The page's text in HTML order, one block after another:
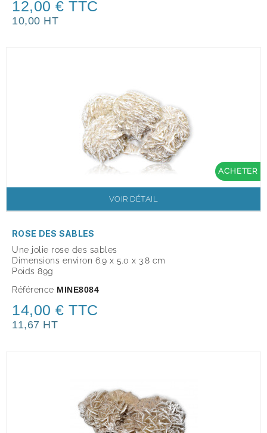
12,00 € TTC
10,00 HT
ACHETER
VOIR DÉTAIL
ROSE DES SABLES
Une jolie rose des sables
Dimensions environ 6.9 x 5.0 x 3.8 cm
Poids 89g
Référence MINE8084
14,00 € TTC
11,67 HT